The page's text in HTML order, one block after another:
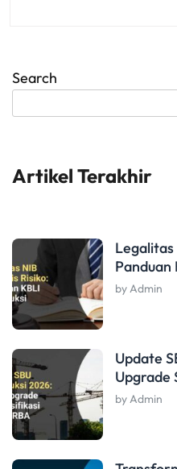
Search
Artikel Terakhir
Legalitas
Panduan
by Admin
Update
Upgrade
by Admin